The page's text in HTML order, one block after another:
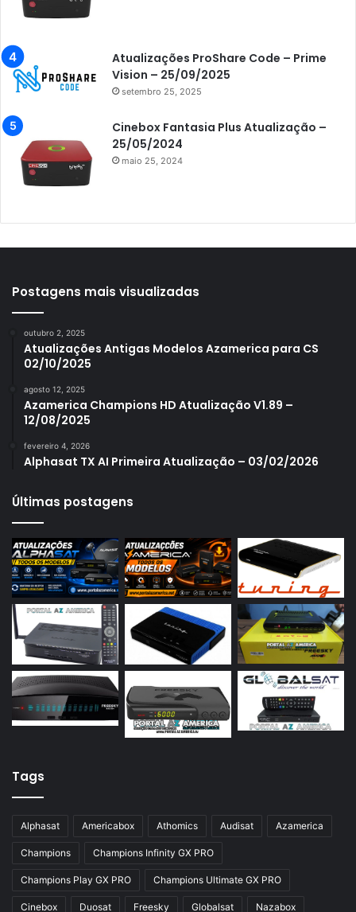
Azamerica Gold
Azamerica i7 IPTV
Azamerica King
Azamerica King GX PRO
Azamerica King IPTV
Azamerica Mobi
Azamerica S1005
Azamerica S1006 Plus
Azamerica S1007 New
Azamerica S1007 Plus
Azamerica S1009
Azamerica S2005
Azamerica S2010
Azamerica S2015
Azamerica S922
Azamerica S922 Mini
Azamerica S928
Azamerica Silver
Azamerica Silver GX PRO
Azamerica Silver IPTV
Azbox Like
Azfox
Azgold
Azplus
Atualizações ProShare Code – Prime
Vision – 25/09/2025
setembro 25, 2025
Cinebox Fantasia Plus Atualização –
25/05/2024
maio 25, 2024
Postagens mais visualizadas
outubro 2, 2025
Atualizações Antigas Modelos Azamerica para CS
02/10/2025
agosto 12, 2025
Azamerica Champions HD Atualização V1.89 –
12/08/2025
fevereiro 4, 2026
Alphasat TX AI Primeira Atualização – 03/02/2026
Últimas postagens
Tags
Alphasat Americabox Athomics Audisat Azamerica
Champions Champions Infinity GX PRO
Champions Play GX PRO Champions Ultimate GX PRO
Cinebox Duosat Freesky Globalsat Nazabox